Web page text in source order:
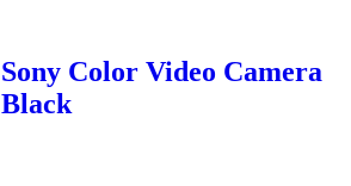
Sony Color Video Camera
Black